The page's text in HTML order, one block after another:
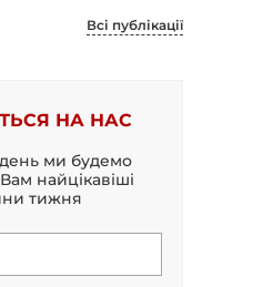
Всі публікації
НА НАС
ми будемо
найцікавіші
тижня